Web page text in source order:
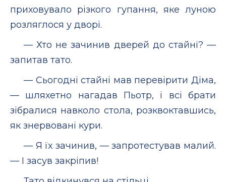
приховувало різкого гупання, яке луною
розляглося у дворі.
— Хто не зачинив дверей до стайні? —
запитав тато.
— Сьогодні стайні мав перевірити Діма,
— шляхетно нагадав Пьотр, і всі брати
зібралися навколо стола, розквоктавшись,
як знервовані кури.
— Я їх зачинив, — запротестував малий.
— І засув закріпив!